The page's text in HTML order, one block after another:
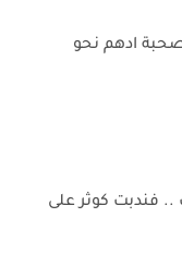
ادهم نحو
فندبت كوثر على